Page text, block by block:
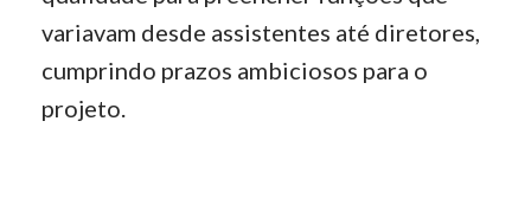
variavam desde assistentes até diretores,
cumprindo prazos ambiciosos para o
projeto.